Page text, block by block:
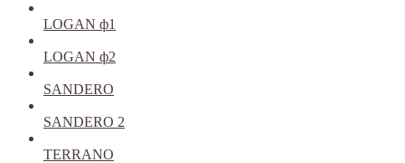
LOGAN ф1
LOGAN ф2
SANDERO
SANDERO 2
TERRANO